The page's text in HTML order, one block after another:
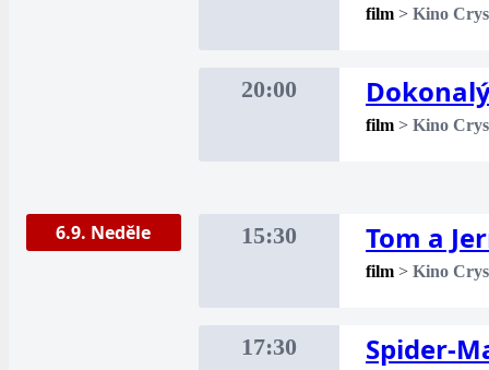
film > Kino
20:00
film > Kino
6.9. Neděle 15:30 Tom a
film > Kino
17:30 Spider-